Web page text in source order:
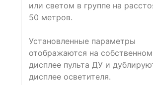
или светом в группе на
50 метров.
Установленные параметры
отображаются на
дисплее пульта ДУ и
дисплее осветителя.